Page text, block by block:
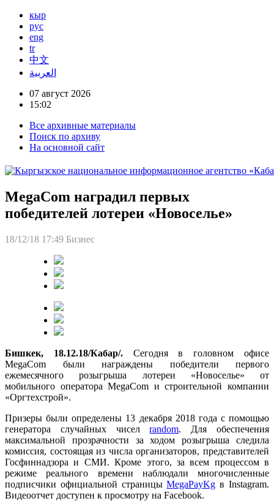
кыр
рус
eng
tr
中文
العربية
07 август 2026
15:02
Все архивные материалы
Поиск по архиву
На основной сайт
MegaCom наградил первых
победителей лотереи «Новоселье»
18/12/18 17:49 Бизнес
Бишкек, 18.12.18/Кабар/.Сегодня в головном офисе
MegaCom были награждены победители первого
ежемесячного розыгрыша лотереи «Новоселье» от
мобильного оператора MegaCom и строительной компании
«Оргтехстрой».
Призеры были определены 13 декабря 2018 года с помощью
генератора случайных чиселrandom. Для обеспечения
максимальной прозрачности за ходом розыгрыша следила
комиссия, состоящая из числа организаторов, представителей
Госфиннадзора и СМИ. Кроме этого, за всем процессом в
режиме реального времени наблюдали многочисленные
подписчики официальной страницыMegaPayKg в Instagram.
Видеоотчет доступен к просмотру на Facebook.